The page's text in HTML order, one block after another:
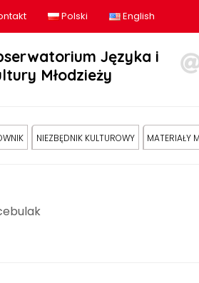
Polski English
Języka i
Młodzieży
NIEZBĘDNIK KULTUROWY MATERIAŁY